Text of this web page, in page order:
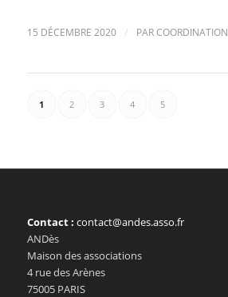
15 DÉCEMBRE 2020 / PARCOORDINATION
1 2 3 4 5
Contact : contact@andes.asso.fr
ANDès
Maison des associations
4 rue des Arènes
75005 PARIS